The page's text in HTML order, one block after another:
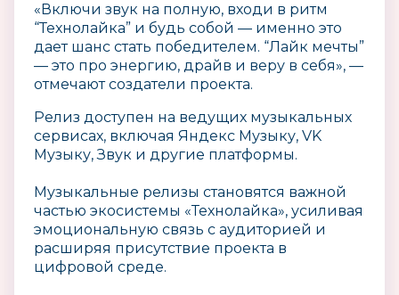
«Включи звук на полную, входи в ритм
“Технолайка” и будь собой — именно это
дает шанс стать победителем. “Лайк мечты”
— это про энергию, драйв и веру в себя», —
отмечают создатели проекта.
Релиз доступен на ведущих музыкальных
сервисах, включая Яндекс Музыку, VK
Музыку, Звук и другие платформы.
Музыкальные релизы становятся важной
частью экосистемы «Технолайка», усиливая
эмоциональную связь с аудиторией и
расширяя присутствие проекта в
цифровой среде.